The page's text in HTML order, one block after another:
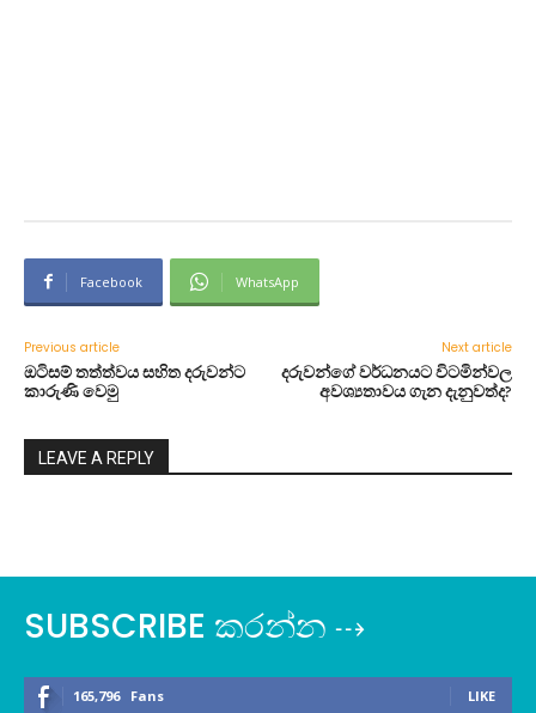
Facebook WhatsApp
Previous article
ඔටිසම් තත්ත්වය සහිත දරුවන්ට
කාරුණි වෙමු
Next article
දරුවන්ගේ වර්ධනයට විටමින්වල
අවශ්‍යතාවය ගැන දැනුවත්ද?
LEAVE A REPLY
SUBSCRIBE කරන්න ⇢
165,796 Fans LIKE